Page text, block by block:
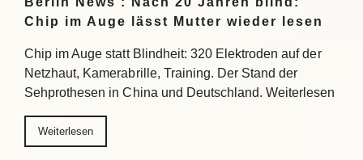
Chip im Auge lässt Mutter wieder lesen
Chip im Auge statt Blindheit: 320 Elektroden auf der
Netzhaut, Kamerabrille, Training. Der Stand der
Sehprothesen in China und Deutschland. Weiterlesen
Weiterlesen